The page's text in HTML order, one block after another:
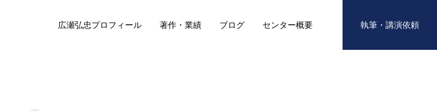
広瀬弘忠プロフィール 著作・業績 ブログ センター概要 執筆・講演依頼